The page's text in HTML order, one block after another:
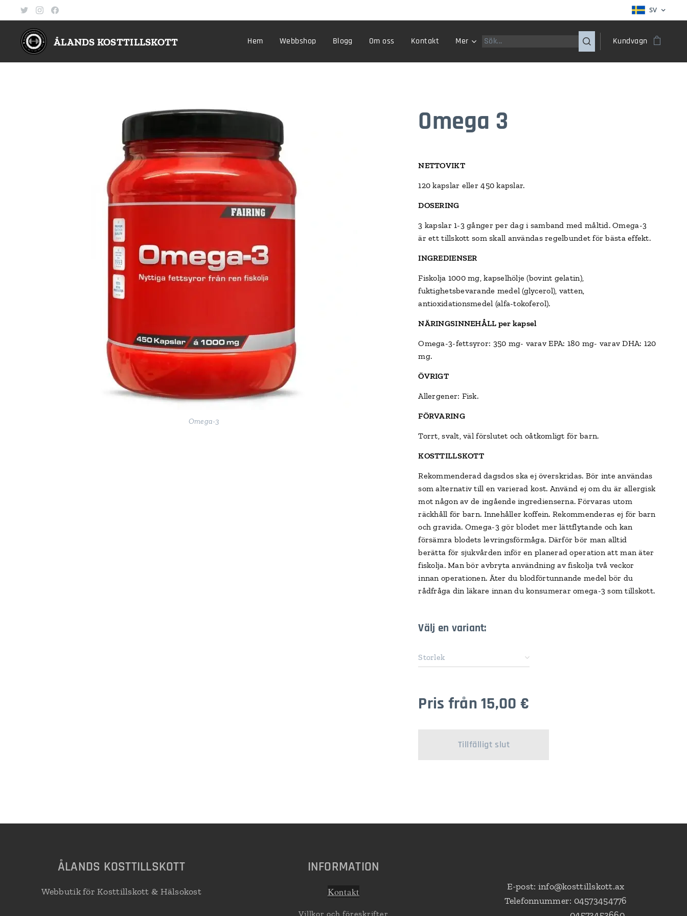
SV
ÅLANDS KOSTTILLSKOTT Hem Webbshop Blogg Om oss Kontakt Mer Kundvagn
Omega 3
Omega-3
NETTOVIKT
120 kapslar eller 450 kapslar.
DOSERING
3 kapslar 1-3 gånger per dag i samband med måltid. Omega-3
är ett tillskott som skall användas regelbundet för bästa effekt.
INGREDIENSER
Fiskolja 1000 mg, kapselhölje (bovint gelatin),
fuktighetsbevarande medel (glycerol), vatten,
antioxidationsmedel (alfa-tokoferol).
NÄRINGSINNEHÅLL per kapsel
Omega-3-fettsyror: 350 mg- varav EPA: 180 mg- varav DHA: 120
mg.
ÖVRIGT
Allergener: Fisk.
FÖRVARING
Torrt, svalt, väl förslutet och oåtkomligt för barn.
KOSTTILLSKOTT
Rekommenderad dagsdos ska ej överskridas. Bör inte användas
som alternativ till en varierad kost. Använd ej om du är allergisk
mot någon av de ingående ingredienserna. Förvaras utom
räckhåll för barn. Innehåller koffein. Rekommenderas ej för barn
och gravida. Omega-3 gör blodet mer lättflytande och kan
försämra blodets levringsförmåga. Därför bör man alltid
berätta för sjukvården inför en planerad operation att man äter
fiskolja. Man bör avbryta användning av fiskolja två veckor
innan operationen. Äter du blodförtunnande medel bör du
rådfråga din läkare innan du konsumerar omega-3 som tillskott.
Välj en variant:
Storlek
Pris från15,00 €
Tillfälligt slut
ÅLANDS KOSTTILLSKOTT
Webbutik för Kosttillskott & Hälsokost
INFORMATION
Kontakt
Villkor och föreskrifter
E-post: info@kosttillskott.ax
Telefonnummer: 04573454776